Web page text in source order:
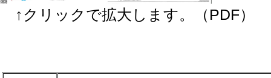
↑クリックで拡大します。（PDF）